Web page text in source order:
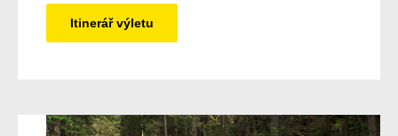
Itinerář výletu